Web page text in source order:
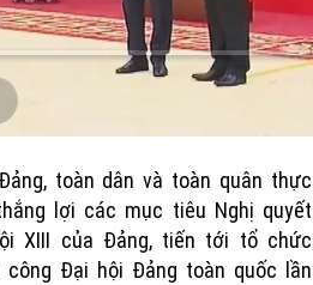
toàn dân và toàn quân thực
lợi các mục tiêu Nghị quyết
XIII của Đảng, tiến tới tổ chức
công Đại hội Đảng toàn quốc lần